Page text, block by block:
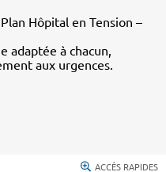
Hôpital en Tension –
adaptée à chacun,
aux urgences.
ACCÈS RAPIDES